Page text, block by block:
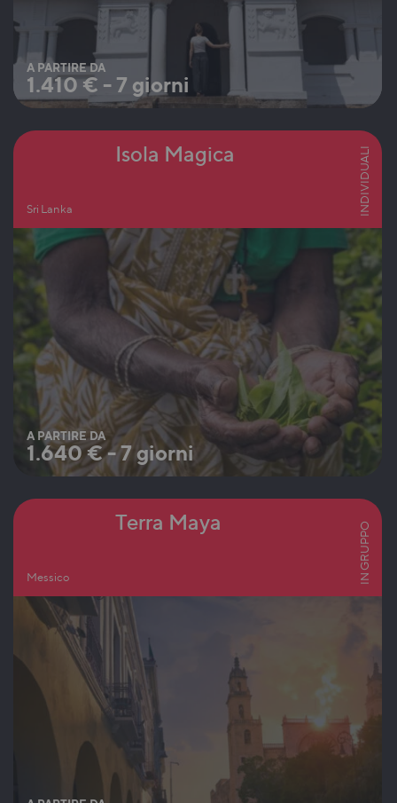
A PARTIRE DA
1.410€ - 7 giorni
Sri Lanka
Isola Magica INDIVIDUALI
A PARTIRE DA
1.640€-7 giorni
Messico
Terra Maya IN GRUPPO